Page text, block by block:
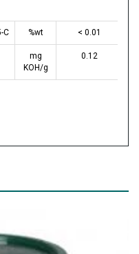
C %wt < 0.01
mg
KOH/g
0.12